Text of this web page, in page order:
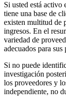
Si usted está
tiene una base de
existen multitud de
ingresos. En el
variedad de
adecuados para sus
Si no puede
investigación
los proveedores y
independiente, no